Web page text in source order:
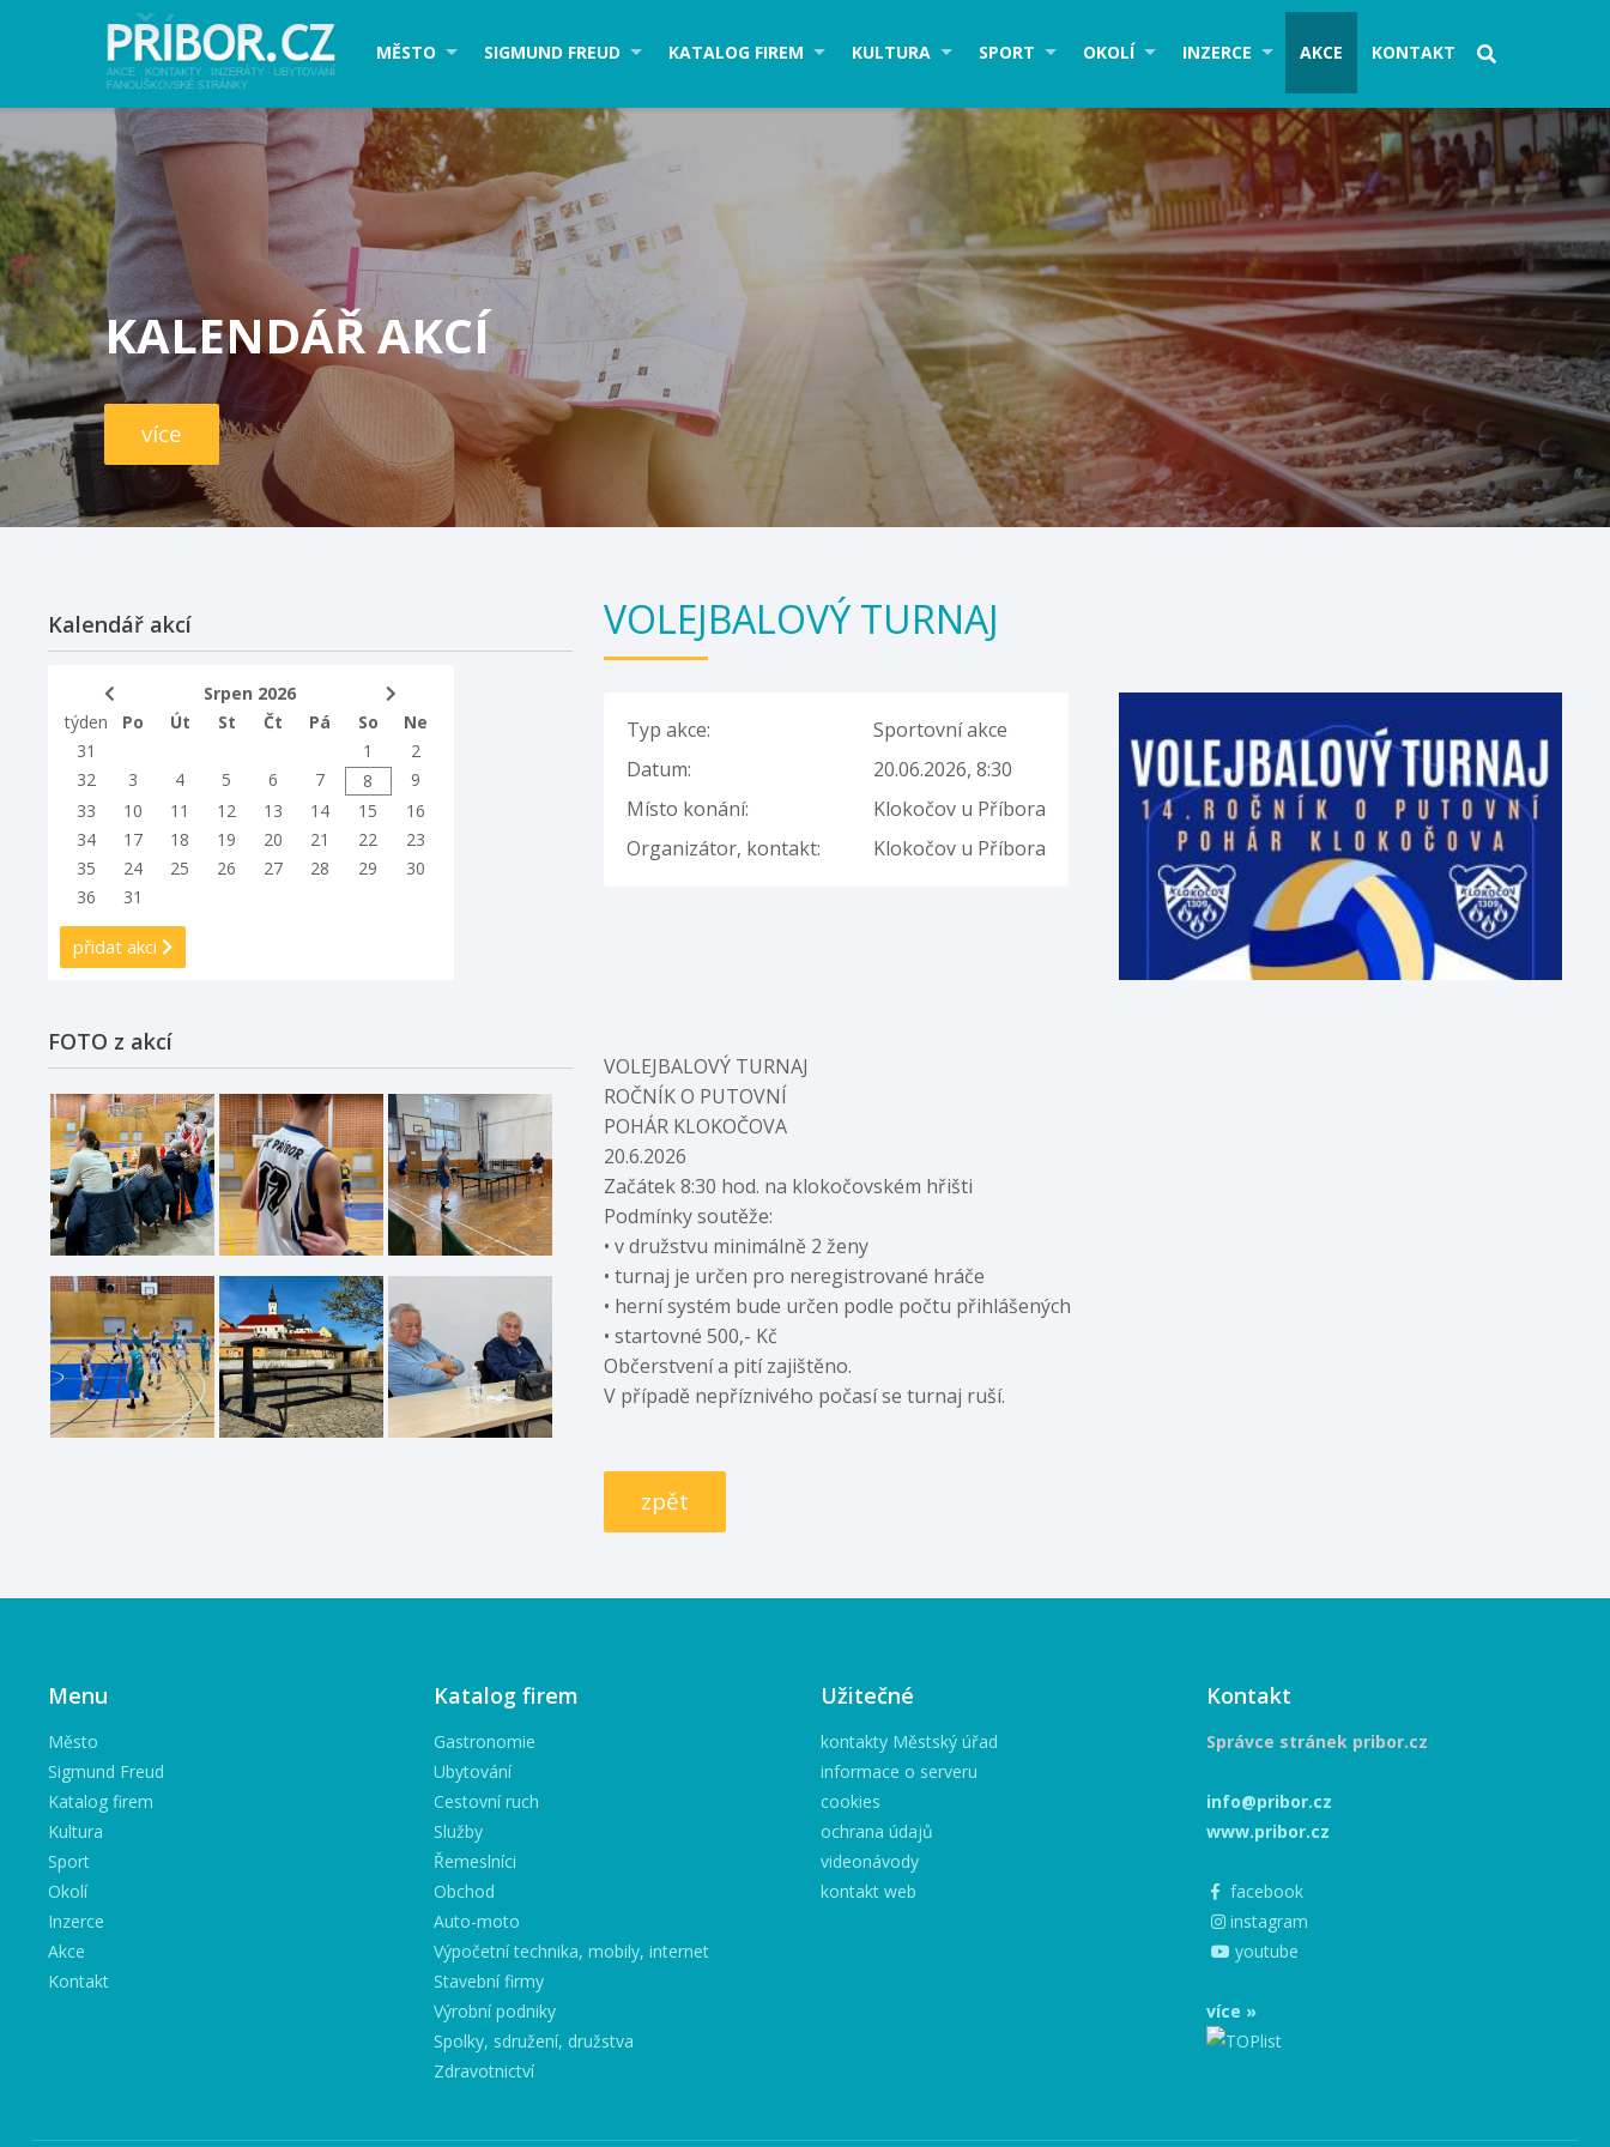
MĚSTO SIGMUND FREUD KATALOG FIREM KULTURA SPORT OKOLÍ INZERCE AKCE KONTAKT
KALENDÁŘ AKCÍ
více
VOLEJBALOVÝ TURNAJ
Typ akce:
Sportovní akce
Datum:
20.06.2026, 8:30
Místo konání:
Klokočov u Příbora
Organizátor, kontakt:
Klokočov u Příbora
VOLEJBALOVÝ TURNAJ
ROČNÍK O PUTOVNÍ
POHÁR KLOKOČOVA
20.6.2026
Začátek 8:30 hod. na klokočovském hřišti
Podmínky soutěže:
• v družstvu minimálně 2 ženy
• turnaj je určen pro neregistrované hráče
• herní systém bude určen podle počtu přihlášených
• startovné 500,- Kč
Občerstvení a pití zajištěno.
V případě nepříznivého počasí se turnaj ruší.
zpět
Kalendář akcí
Srpen 2026
týden
Po Út St Čt Pá So
Ne
31
1
2
32
3 4 5 6 7 8
9
33
10 11 12 13 14 15
16
34
17 18 19 20 21 22
23
35
24 25 26 27 28 29
30
36
31
přidat akci
FOTO z akcí
Menu
Město
Sigmund Freud
Katalog firem
Kultura
Sport
Okolí
Inzerce
Akce
Kontakt
Katalog firem
Gastronomie
Ubytování
Cestovní ruch
Služby
Řemeslníci
Obchod
Auto-moto
Výpočetní technika, mobily, internet
Stavební firmy
Výrobní podniky
Spolky, sdružení, družstva
Zdravotnictví
Užitečné
kontakty Městský úřad
informace o serveru
cookies
ochrana údajů
videonávody
kontakt web
Kontakt
Správce stránek pribor.cz
info@pribor.cz
www.pribor.cz
facebook
instagram
youtube
více »